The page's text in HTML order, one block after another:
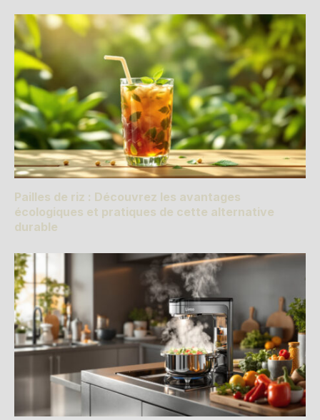
Pailles de riz : Découvrez les avantages
écologiques et pratiques de cette alternative
durable